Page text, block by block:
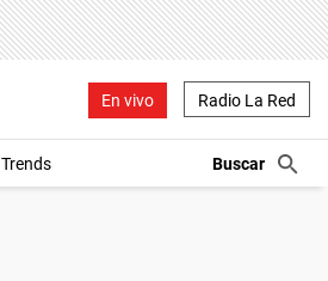
En vivo Radio La Red
Trends